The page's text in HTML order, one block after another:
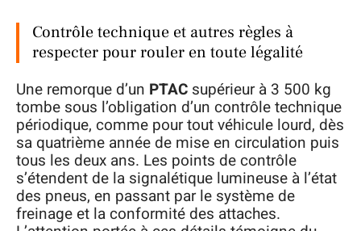
Contrôle technique et autres règles à
respecter pour rouler en toute légalité
Une remorque d’un PTAC supérieur à 3 500 kg
tombe sous l’obligation d’un contrôle technique
périodique, comme pour tout véhicule lourd, dès
sa quatrième année de mise en circulation puis
tous les deux ans. Les points de contrôle
s’étendent de la signalétique lumineuse à l’état
des pneus, en passant par le système de
freinage et la conformité des attaches.